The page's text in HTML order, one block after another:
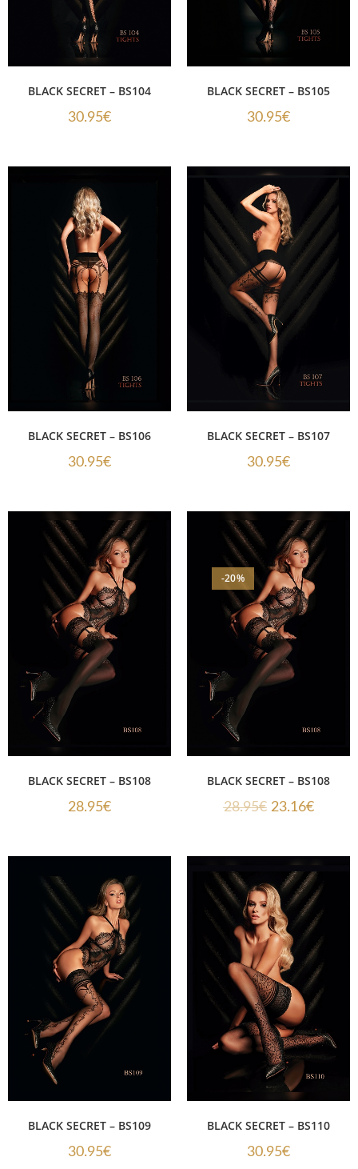
BLACK SECRET – BS104
30.95€
BLACK SECRET – BS105
30.95€
BLACK SECRET – BS106
30.95€
BLACK SECRET – BS107
30.95€
BLACK SECRET – BS108
28.95€
-20%
BLACK SECRET – BS108
28.95€ 23.16€
BLACK SECRET – BS109
30.95€
BLACK SECRET – BS110
30.95€